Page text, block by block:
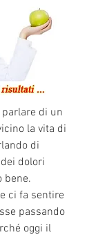
di un
la vita di
di
dolori
bene.
ci fa sentire
passando
oggi il